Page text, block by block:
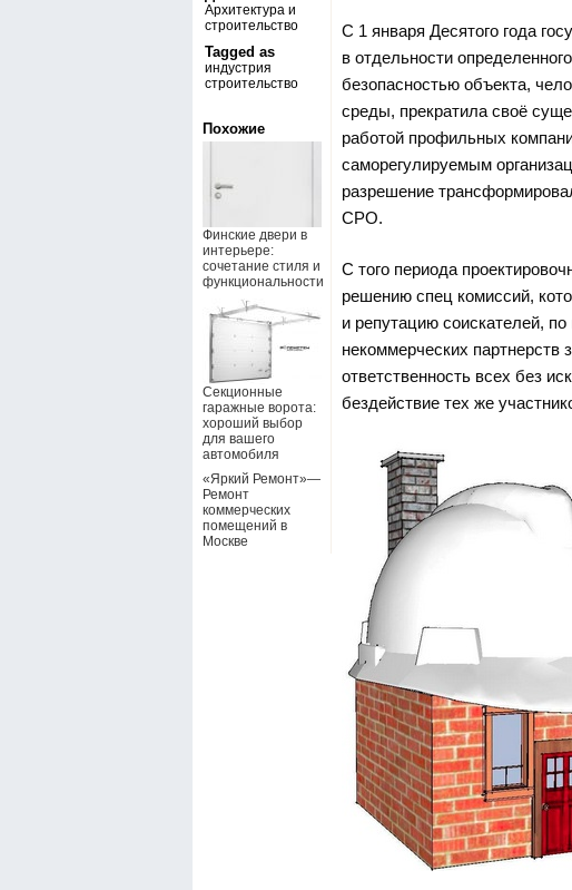
Архитектура и
строительство
Tagged as
индустрия
строительство
Похожие
Финские двери в
интерьере:
сочетание стиля и
функциональности
Секционные
гаражные ворота:
хороший выбор
для вашего
автомобиля
«Яркий Ремонт»—
Ремонт
коммерческих
помещений в
Москве
С 1 января Десятого года
в отдельности
безопасностью объекта,
среды, прекратила своё
работой профильных
саморегулируемым
разрешение
СРО.
С того периода
решению спец комиссий,
и репутацию соискателей,
некоммерческих партнерств
ответственность всех без
бездействие тех же